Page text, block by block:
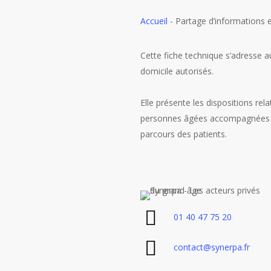
Accueil - Partage d’informations
Cette fiche technique s’adresse
domicile autorisés.
Elle présente les dispositions
personnes âgées
parcours des patients.
01 40 47 75 20
contact@synerpa.fr